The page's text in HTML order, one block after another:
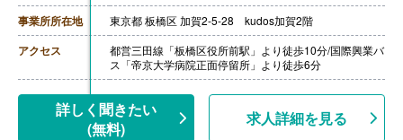
事業所所在地 東京都 板橋区 加賀2-5-28 kudos加賀2階
アクセス
都営三田線「板橋区役所前駅」より徒歩10分/国際興業バ
ス「帝京大学病院正面停留所」より徒歩6分
詳しく聞きたい
(無料)
求人詳細を見る